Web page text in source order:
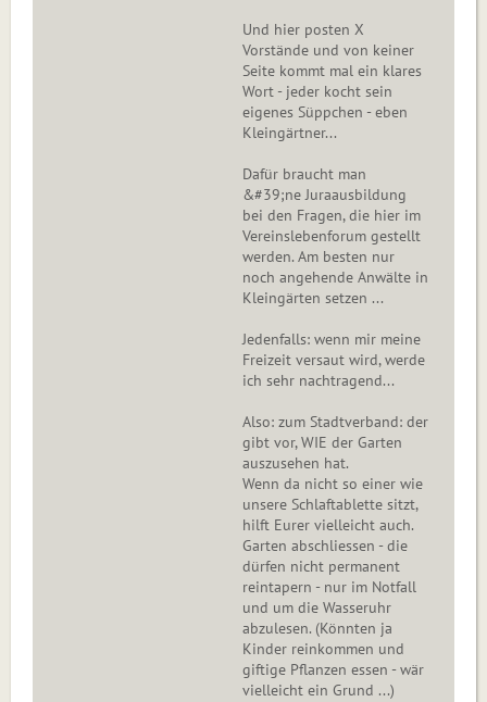
Und hier posten X
Vorstände und von keiner
Seite kommt mal ein klares
Wort - jeder kocht sein
eigenes Süppchen - eben
Kleingärtner...
Dafür braucht man
&#39;ne Juraausbildung
bei den Fragen, die hier im
Vereinslebenforum gestellt
werden. Am besten nur
noch angehende Anwälte in
Kleingärten setzen ...
Jedenfalls: wenn mir meine
Freizeit versaut wird, werde
ich sehr nachtragend...
Also: zum Stadtverband: der
gibt vor, WIE der Garten
auszusehen hat.
Wenn da nicht so einer wie
unsere Schlaftablette sitzt,
hilft Eurer vielleicht auch.
Garten abschliessen - die
dürfen nicht permanent
reintapern - nur im Notfall
und um die Wasseruhr
abzulesen. (Könnten ja
Kinder reinkommen und
giftige Pflanzen essen - wär
vielleicht ein Grund ...)